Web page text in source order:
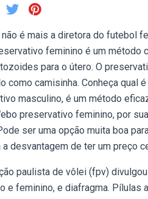
é mais a diretora do futebol
feminino é um método
para o útero. O
como camisinha. Conheça qual
masculino, é um método
preservativo feminino, por
ser uma opção muita boa
a desvantagem de ter um preço
paulista de vôlei (fpv)
e feminino, e diafragma. Pílulas